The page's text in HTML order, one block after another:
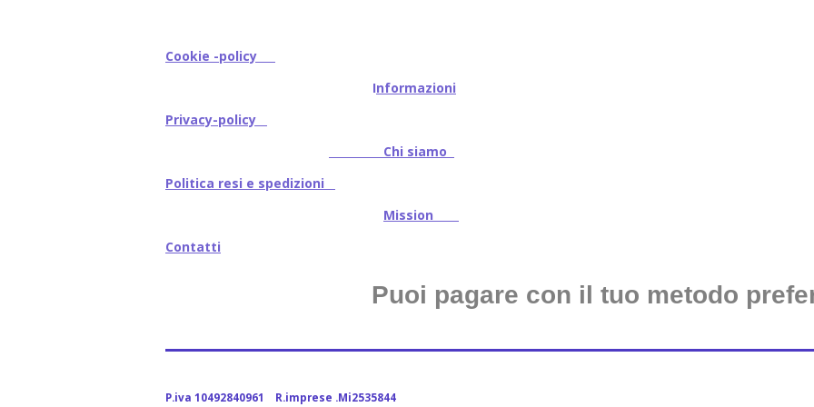
Cookie -policy
Informazioni
Privacy-policy
Chi siamo
Politica resi e spedizioni
Mission
Contatti
Puoi pagare con il tuo metodo
P.iva 10492840961 R.imprese .Mi2535844